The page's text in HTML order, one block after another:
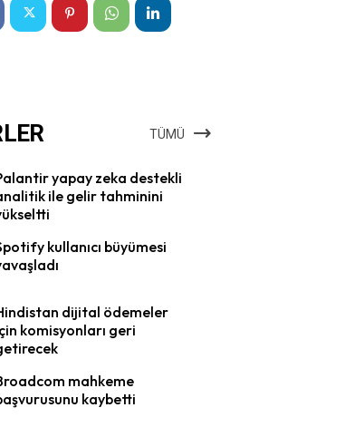
TÜMÜ
yapay zeka destekli
ile gelir tahminini
kullanıcı büyümesi
dijital ödemeler
komisyonları geri
mahkeme
kaybetti